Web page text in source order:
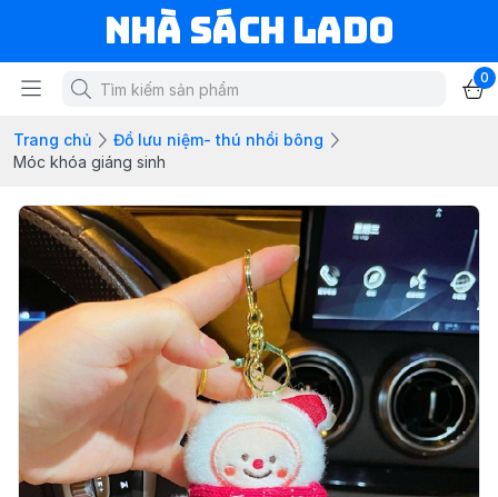
NHÀ SÁCH LADO
0
Trang chủ
Đồ lưu niệm- thú nhồi bông
Móc khóa giáng sinh